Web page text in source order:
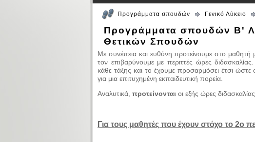
Προγράμματα σπουδών Γενικό Λύκειο
Προγράμματα σπουδών Β'
Θετικών Σπουδών
Με συνέπεια και ευθύνη προτείνουμε στο
τον επιβαρύνουμε με περιττές ώρες
κάθε τάξης και το έχουμε προσαρμόσει έτσι
για μια επιτυχημένη εκπαιδευτική πορεία.
Αναλυτικά, προτείνονται οι εξής ώρες
Για τους μαθητές που έχουν στόχο το 2ο